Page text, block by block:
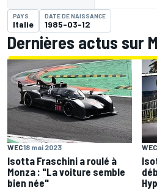
PAYS
Italie
DATE DE NAISSANCE
1985-03-12
Dernières actus sur
WEC18 mai 2023
Isotta Fraschini a roulé à
Monza : "La voiture semble
bien née"
WEC